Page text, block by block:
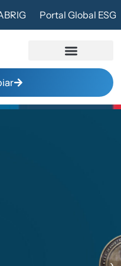
Portal Global ESG